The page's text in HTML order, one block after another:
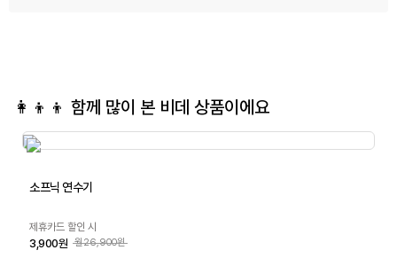
👩‍👦‍👦 함께 많이 본 비데 상품이에요
소프닉 연수기
제휴카드 할인 시
3,900원 월26,900원